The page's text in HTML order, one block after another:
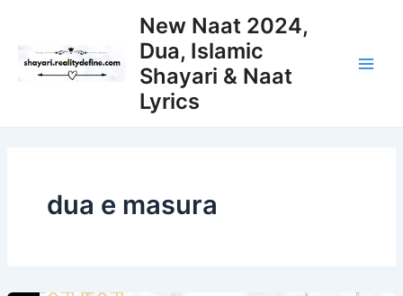
content
New Naat 2024,
Dua, Islamic
Shayari & Naat
Lyrics
dua e masura